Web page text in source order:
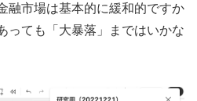
融市場は基本的に緩和的ですか
っても「大暴落」まではいかな